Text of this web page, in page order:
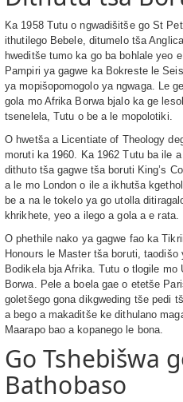
Ka 1958 Tutu o ngwadišitše go St
ithutilego Bebele, ditumelo tša
hweditše tumo ka go ba bohlale yeo
Pampiri ya gagwe ka Bokreste le
ya mopišopomogolo ya ngwaga. Le
gola mo Afrika Borwa bjalo ka ge
tsenelela, Tutu o be a le mopolotiki.
O hwetša a Licentiate of Theology
moruti ka 1960. Ka 1962 Tutu ba ile
dithuto tša gagwe tša boruti King’s
a le mo London o ile a ikhutša
be a na le tokelo ya go utolla
khrikhete, yeo a ilego a gola a e rata.
O phethile nako ya gagwe fao ka
Honours le Master tša boruti,
Bodikela bja Afrika. Tutu o tlogile mo
Borwa. Pele a boela gae o etetše
goletšego gona dikgweding tše pedi
a bego a makaditše ke dithulano
Maarapo bao a kopanego le bona.
Go Tshebišwa
Bathobaso